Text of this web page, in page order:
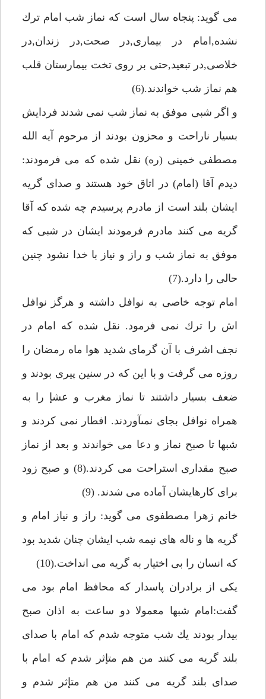
مى گويد: پنجاه سال است كه نماز شب امام ترك
نشده,امام در بيمارى,در صحت,در زندان,در
خلاصى,در تبعيد,حتى بر روى تخت بيمارستان قلب
هم نماز شب خواندند.(6)
و اگر شبى موفق به نماز شب نمى شدند فردايش
بسيار ناراحت و محزون بودند از مرحوم آيه الله
مصطفى خمينى (ره) نقل شده كه مى فرمودند:
ديدم آقا (امام) در اتاق خود هستند و صداى گريه
ايشان بلند است از مادرم پرسيدم چه شده كه آقا
گريه مى كنند مادرم فرمودند ايشان در شبى كه
موفق به نماز شب و راز و نياز با خدا نشود چنين
حالى را دارد.(7)
امام توجه خاصى به نوافل داشته و هرگز نوافل
اش را ترك نمى فرمود. نقل شده كه امام در
نجف اشرف با آن گرماى شديد هوا ماه رمضان را
روزه مى گرفت و با اين كه در سنين پيرى بودند و
ضعف بسيار داشتند تا نماز مغرب و عشإ را به
همراه نوافل بجاى نمىآوردند. افطار نمى كردند و
شبها تا صبح نماز و دعا مى خواندند و بعد از نماز
صبح مقدارى استراحت مى كردند.(8) و صبح زود
براى كارهايشان آماده مى شدند. (9)
خانم زهرا مصطفوى مى گويد: راز و نياز امام و
گريه ها و ناله هاى نيمه شب ايشان چنان شديد بود
كه انسان را بى اختيار به گريه مى انداخت.(10)
يكى از برادران پاسدار كه محافظ امام بود مى
گفت:امام شبها معمولا دو ساعت به اذان صبح
بيدار بودند يك شب متوجه شدم كه امام با صداى
بلند گريه مى كنند من هم متإثر شدم كه امام با
صداى بلند گريه مى كنند من هم متإثر شدم و